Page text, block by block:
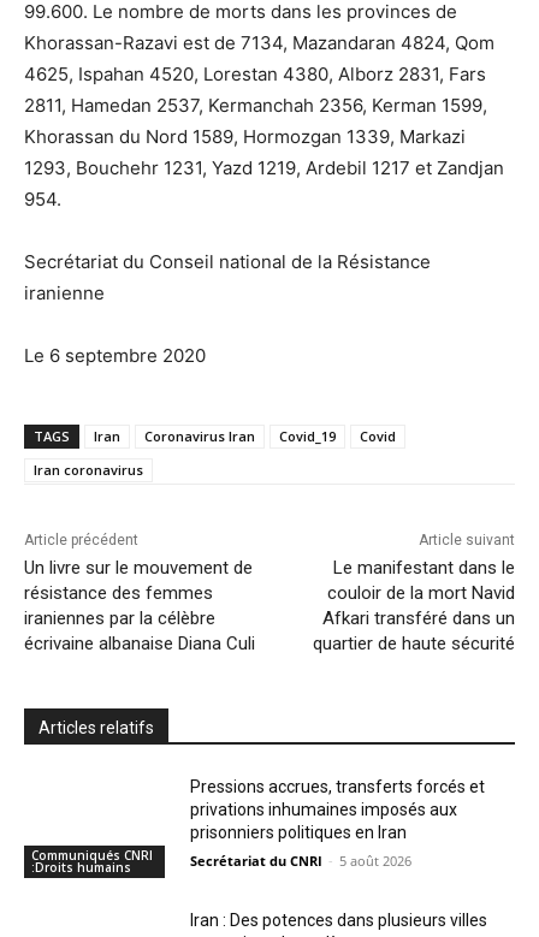
99.600. Le nombre de morts dans les provinces de
Khorassan-Razavi est de 7134, Mazandaran 4824, Qom
4625, Ispahan 4520, Lorestan 4380, Alborz 2831, Fars
2811, Hamedan 2537, Kermanchah 2356, Kerman 1599,
Khorassan du Nord 1589, Hormozgan 1339, Markazi
1293, Bouchehr 1231, Yazd 1219, Ardebil 1217 et Zandjan
954.
Secrétariat du Conseil national de la Résistance
iranienne
Le 6 septembre 2020
TAGS Iran Coronavirus Iran Covid_19
Covid
Iran coronavirus
Article précédent
Un livre sur le mouvement de
résistance des femmes
iraniennes par la célèbre
écrivaine albanaise Diana Culi
Article suivant
Le manifestant dans le
couloir de la mort Navid
Afkari transféré dans un
quartier de haute sécurité
Articles relatifs
Communiqués CNRI
:Droits humains
Pressions accrues, transferts forcés et
privations inhumaines imposés aux
prisonniers politiques en Iran
Secrétariat du CNRI - 5 août 2026
Iran : Des potences dans plusieurs villes